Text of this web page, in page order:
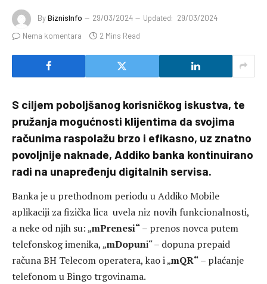
ByBiznisInfo 29/03/2024 Updated: 29/03/2024
Nema komentara
2 Mins Read
S ciljem poboljšanog korisničkog iskustva, te
pružanja mogućnosti klijentima da svojima
računima raspolažu brzo i efikasno, uz znatno
povoljnije naknade, Addiko banka kontinuirano
radi na unapređenju digitalnih servisa.
Banka je u prethodnom periodu u Addiko Mobile
aplikaciji za fizička lica uvela niz novih funkcionalnosti,
a neke od njih su: „mPrenesi“– prenos novca putem
telefonskog imenika, „mDopuni“ – dopuna prepaid
računa BH Telecom operatera, kao i „mQR“– plaćanje
telefonom u Bingo trgovinama.